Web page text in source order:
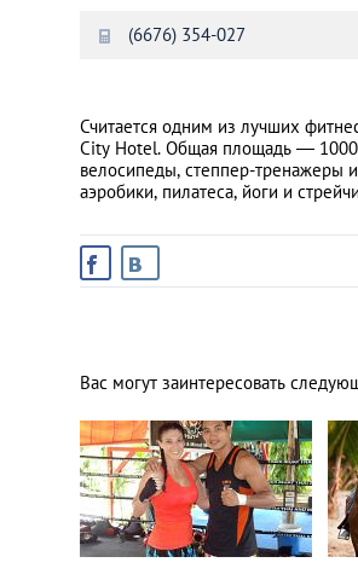
(6676) 354-027
Считается одним из лучших
City Hotel. Общая площадь — 1000
велосипеды, степпер-тренажеры
аэробики, пилатеса, йоги и
Вас могут заинтересовать